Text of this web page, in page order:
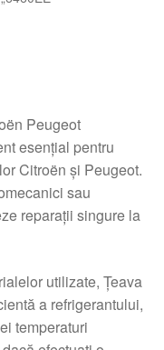
Peugeot
esențial pentru
Citroën și Peugeot.
sau
reparații singure la
utilizate, Țeava
a refrigerantului,
temperaturi